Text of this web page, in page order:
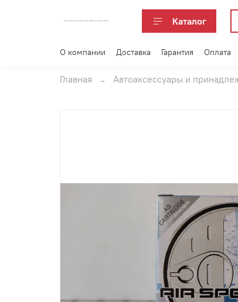
Каталог
О компании Доставка Гарантия Оплата
Главная Автоаксессуары и